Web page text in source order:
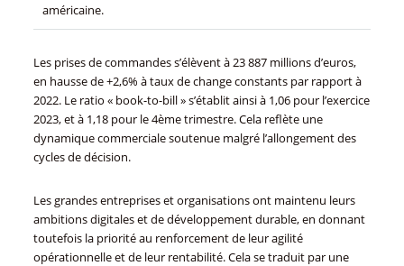
américaine.
Les prises de commandes s’élèvent à 23 887 millions d’euros,
en hausse de +2,6% à taux de change constants par rapport à
2022. Le ratio « book-to-bill » s’établit ainsi à 1,06 pour l’exercice
2023, et à 1,18 pour le 4ème trimestre. Cela reflète une
dynamique commerciale soutenue malgré l’allongement des
cycles de décision.
Les grandes entreprises et organisations ont maintenu leurs
ambitions digitales et de développement durable, en donnant
toutefois la priorité au renforcement de leur agilité
opérationnelle et de leur rentabilité. Cela se traduit par une